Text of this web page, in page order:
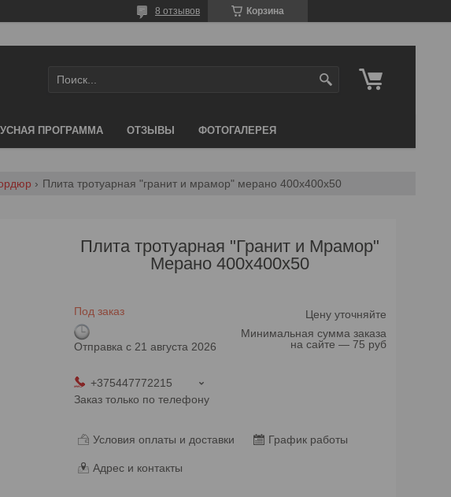
Корзина
8 отзывов
ПРОГРАММА ОТЗЫВЫ ФОТОГАЛЕРЕЯ
Плита тротуарная "гранит и мрамор" мерано 400х400х50
Плита тротуарная "Гранит и Мрамор"
Мерано 400х400х50
Под заказ
Отправка с 21 августа 2026
Цену уточняйте
Минимальная сумма заказа
на сайте — 75 руб
+375447772215
Заказ только по телефону
Условия оплаты и доставки График работы
Адрес и контакты